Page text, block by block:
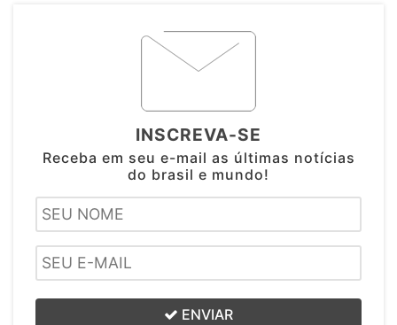
INSCREVA-SE
Receba em seu e-mail as últimas notícias
do brasil e mundo!
ENVIAR